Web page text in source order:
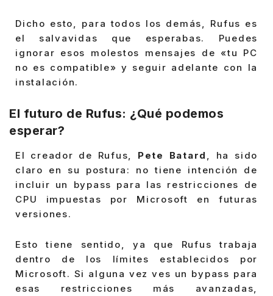
Dicho esto, para todos los demás, Rufus es
el salvavidas que esperabas. Puedes
ignorar esos molestos mensajes de «tu PC
no es compatible» y seguir adelante con la
instalación.
El futuro de Rufus: ¿Qué podemos
esperar?
El creador de Rufus, Pete Batard , ha sido
claro en su postura: no tiene intención de
incluir un bypass para las restricciones de
CPU impuestas por Microsoft en futuras
versiones.
Esto tiene sentido, ya que Rufus trabaja
dentro de los límites establecidos por
Microsoft. Si alguna vez ves un bypass para
esas restricciones más avanzadas,